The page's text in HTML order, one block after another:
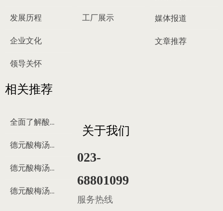
发展历程
企业文化
领导关怀
工厂展示 媒体报道
文章推荐
关于我们
023-
68801099
服务热线
相关推荐
全面了解酸梅汤
德元酸梅汤来历
德元酸梅汤制作过程
德元酸梅汤多少钱